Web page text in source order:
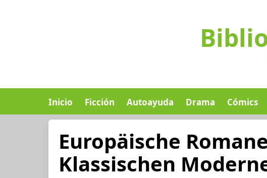
Inicio Ficción Autoayuda Drama Cómics
Europäische
Klassischen